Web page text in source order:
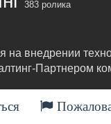
383 ролика
на внедрении
Партнером